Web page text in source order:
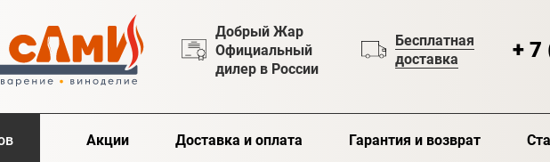
Добрый Жар
Официальный
дилер в России
Бесплатная
доставка
+
Акции Доставка и оплата Гарантия и возврат